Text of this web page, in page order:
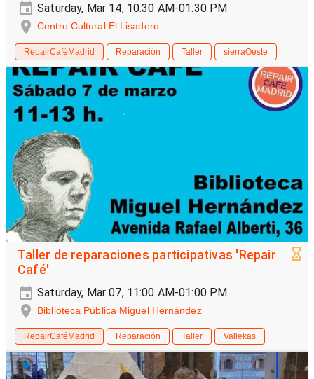
Saturday, Mar 14, 10:30 AM-01:30 PM
Centro Cultural El Lisadero
RepairCaféMadrid Reparación Taller sierraOeste
Taller de reparaciones participativas 'Repair
Café'
Saturday, Mar 07, 11:00 AM-01:00 PM
Biblioteca Pública Miguel Hernández
RepairCaféMadrid Reparación Taller Vallekas